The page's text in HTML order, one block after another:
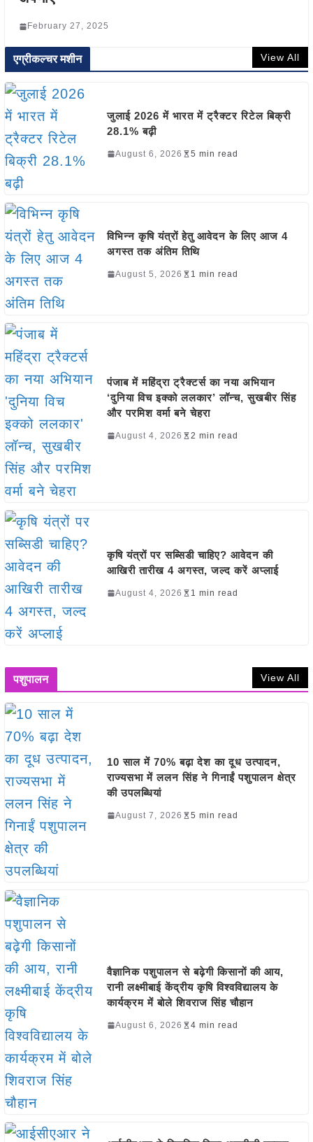
February 27, 2025
एग्रीकल्चर मशीन View All
जुलाई 2026 में भारत में ट्रैक्टर रिटेल बिक्री
28.1% बढ़ी
August 6, 2026 5 min read
विभिन्न कृषि यंत्रों हेतु आवेदन के लिए आज 4
अगस्त तक अंतिम तिथि
August 5, 2026 1 min read
पंजाब में महिंद्रा ट्रैक्टर्स का नया अभियान
‘दुनिया विच इक्को ललकार’ लॉन्च, सुखबीर सिंह
और परमिश वर्मा बने चेहरा
August 4, 2026 2 min read
कृषि यंत्रों पर सब्सिडी चाहिए? आवेदन की
आखिरी तारीख 4 अगस्त, जल्द करें अप्लाई
August 4, 2026 1 min read
पशुपालन View All
10 साल में 70% बढ़ा देश का दूध उत्पादन,
राज्यसभा में ललन सिंह ने गिनाईं पशुपालन क्षेत्र
की उपलब्धियां
August 7, 2026 5 min read
वैज्ञानिक पशुपालन से बढ़ेगी किसानों की आय,
रानी लक्ष्मीबाई केंद्रीय कृषि विश्वविद्यालय के
कार्यक्रम में बोले शिवराज सिंह चौहान
August 6, 2026 4 min read